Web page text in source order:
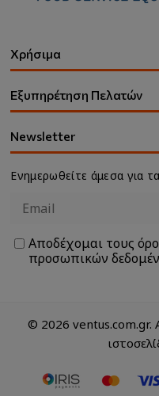
Χρήσιμα
Εξυπηρέτηση Πελατών
Newsletter
Ενημερωθείτε άμεσα για
Αποδέχομαι τους
προσωπικών
© 2026 ventus.com.gr.